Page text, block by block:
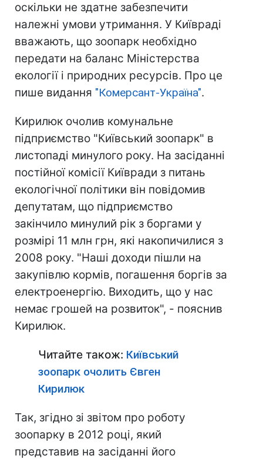
оскільки не здатне забезпечити
належні умови утримання. У Київраді
вважають, що зоопарк необхідно
передати на баланс Міністерства
екології і природних ресурсів. Про це
пише видання "Комерсант-Україна".
Кирилюк очолив комунальне
підприємство "Київський зоопарк" в
листопаді минулого року. На засіданні
постійної комісії Київради з питань
екологічної політики він повідомив
депутатам, що підприємство
закінчило минулий рік з боргами у
розмірі 11 млн грн, які накопичилися з
2008 року. "Наші доходи пішли на
закупівлю кормів, погашення боргів за
електроенергію. Виходить, що у нас
немає грошей на розвиток", - пояснив
Кирилюк.
Читайте також: Київський
зоопарк очолить Євген
Кирилюк
Так, згідно зі звітом про роботу
зоопарку в 2012 році, який
представив на засіданні його